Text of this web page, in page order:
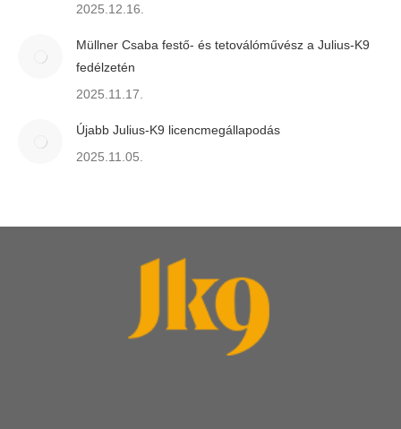
2025.12.16.
Müllner Csaba festő- és tetoválóművész a Julius-K9
fedélzetén
2025.11.17.
Újabb Julius-K9 licencmegállapodás
2025.11.05.